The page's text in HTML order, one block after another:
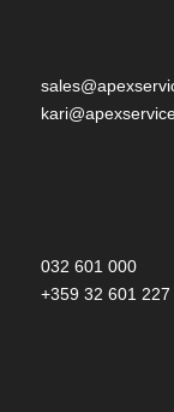
032 601 000
+359 32 601 227